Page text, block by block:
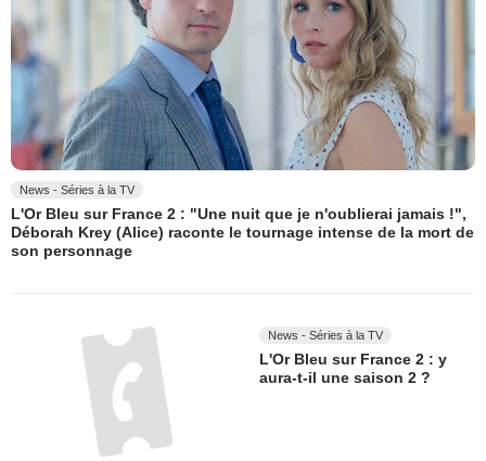
News - Séries à la TV
L'Or Bleu sur France 2 : "Une nuit que je n'oublierai jamais !",
Déborah Krey (Alice) raconte le tournage intense de la mort de
son personnage
News - Séries à la TV
L'Or Bleu sur France 2 : y
aura-t-il une saison 2 ?